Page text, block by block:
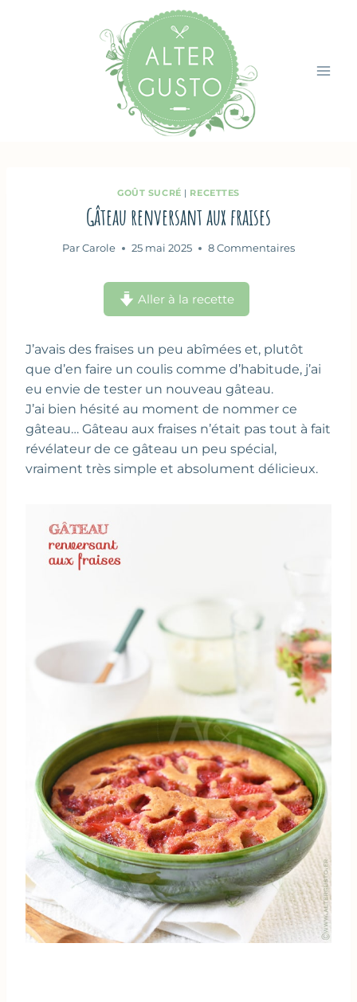
GOÛT SUCRÉ | RECETTES
Gâteau renversant aux fraises
Par Carole 25 mai 2025 8 Commentaires
Aller à la recette
J’avais des fraises un peu abîmées et, plutôt
que d’en faire un coulis comme d’habitude, j’ai
eu envie de tester un nouveau gâteau.
J’ai bien hésité au moment de nommer ce
gâteau… Gâteau aux fraises n’était pas tout à fait
révélateur de ce gâteau un peu spécial,
vraiment très simple et absolument délicieux.